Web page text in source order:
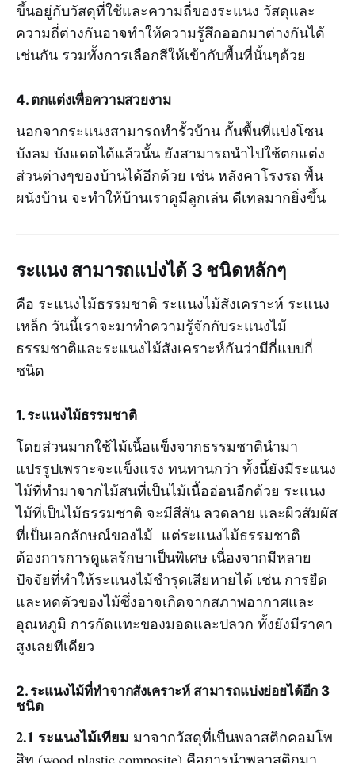
ขึ้นอยู่กับวัสดุที่ใช้และความถี่ของระแนง วัสดุและ
ความถี่ต่างกันอาจทำให้ความรู้สึกออกมาต่างกันได้
เช่นกัน รวมทั้งการเลือกสีให้เข้ากับพื้นที่นั้นๆด้วย
4. ตกแต่งเพื่อความสวยงาม
นอกจากระแนงสามารถทำรั้วบ้าน กั้นพื้นที่แบ่งโซน
บังลม บังแดดได้แล้วนั้น ยังสามารถนำไปใช้ตกแต่ง
ส่วนต่างๆของบ้านได้อีกด้วย เช่น หลังคาโรงรถ พื้น
ผนังบ้าน จะทำให้บ้านเราดูมีลูกเล่น ดีเทลมากยิ่งขึ้น
ระแนง สามารถแบ่งได้ 3 ชนิดหลักๆ
คือ ระแนงไม้ธรรมชาติ ระแนงไม้สังเคราะห์ ระแนง
เหล็ก วันนี้เราจะมาทำความรู้จักกับระแนงไม้
ธรรมชาติและระแนงไม้สังเคราะห์กันว่ามีกี่แบบกี่
ชนิด
1. ระแนงไม้ธรรมชาติ
โดยส่วนมากใช้ไม้เนื้อแข็งจากธรรมชาตินำมา
แปรรูปเพราะจะแข็งแรง ทนทานกว่า ทั้งนี้ยังมีระแนง
ไม้ที่ทำมาจากไม้สนที่เป็นไม้เนื้ออ่อนอีกด้วย ระแนง
ไม้ที่เป็นไม้ธรรมชาติ จะมีสีสัน ลวดลาย และผิวสัมผัส
ที่เป็นเอกลักษณ์ของไม้ แต่ระแนงไม้ธรรมชาติ
ต้องการการดูแลรักษาเป็นพิเศษ เนื่องจากมีหลาย
ปัจจัยที่ทำให้ระแนงไม้ชำรุดเสียหายได้ เช่น การยืด
และหดตัวของไม้ซึ่งอาจเกิดจากสภาพอากาศและ
อุณหภูมิ การกัดแทะของมอดและปลวก ทั้งยังมีราคา
สูงเลยทีเดียว
2. ระแนงไม้ที่ทำจากสังเคราะห์ สามารถแบ่งย่อยได้อีก 3
ชนิด
2.1 ระแนงไม้เทียม มาจากวัสดุที่เป็นพลาสติกคอมโพ
สิท (wood plastic composite) คือการนำพลาสติกมา